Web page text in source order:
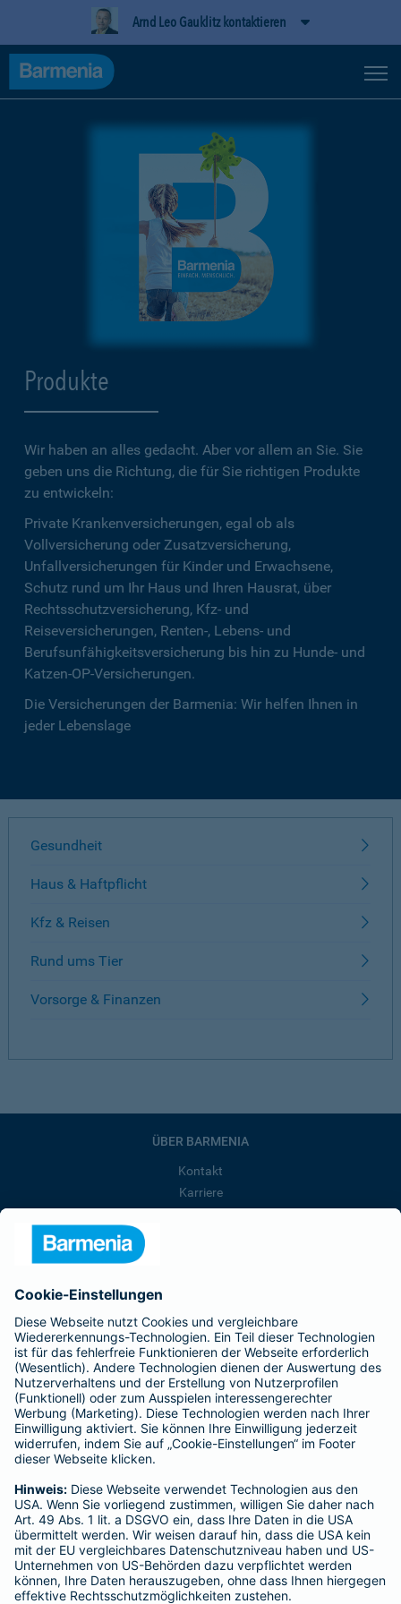
Arnd Leo Gauklitz kontaktieren
Produkte
Wir haben an alles gedacht. Aber vor allem an Sie. Sie
geben uns die Richtung, die für Sie richtigen Produkte
zu entwickeln:
Private Krankenversicherungen, egal ob als
Vollversicherung oder Zusatzversicherung,
Unfallversicherungen für Kinder und Erwachsene,
Schutz rund um Ihr Haus und Ihren Hausrat, über
Rechtsschutzversicherung, Kfz- und
Reiseversicherungen, Renten-, Lebens- und
Berufsunfähigkeitsversicherung bis hin zu Hunde- und
Katzen-OP-Versicherungen.
Die Versicherungen der Barmenia: Wir helfen Ihnen in
jeder Lebenslage
Gesundheit
Haus & Haftpflicht
Kfz & Reisen
Rund ums Tier
Vorsorge & Finanzen
ÜBER BARMENIA
Kontakt
Karriere
Barmenia ist Teil der BarmeniaGothaer
BELIEBTE SEITEN
Kranken-Zusatzversicherung
Tierversicherungen
Haftpflichtversicherung
Hausratversicherung
Adresse ändern
Schaden melden
Kilometerstandsmeldung
Serviceübersicht